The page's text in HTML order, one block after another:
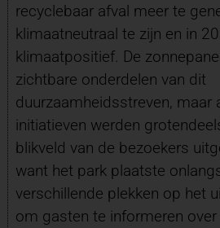
recyclebaar afval meer te
klimaatneutraal te zijn en in
klimaatpositief. De
zichtbare onderdelen van dit
duurzaamheidsstreven, maar
initiatieven werden
blikveld van de bezoekers
want het park plaatste
verschillende plekken op het
om gasten te informeren